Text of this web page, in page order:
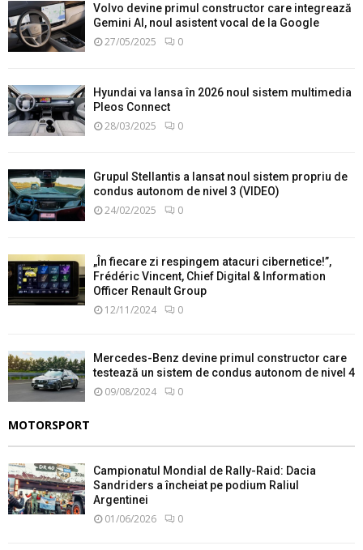
Volvo devine primul constructor care integrează
Gemini AI, noul asistent vocal de la Google
27/05/2025 0
Hyundai va lansa în 2026 noul sistem multimedia
Pleos Connect
28/03/2025 0
Grupul Stellantis a lansat noul sistem propriu de
condus autonom de nivel 3 (VIDEO)
24/02/2025 0
„În fiecare zi respingem atacuri cibernetice!”,
Frédéric Vincent, Chief Digital & Information
Officer Renault Group
12/11/2024 0
Mercedes-Benz devine primul constructor care
testează un sistem de condus autonom de nivel 4
09/08/2024 0
MOTORSPORT
Campionatul Mondial de Rally-Raid: Dacia
Sandriders a încheiat pe podium Raliul
Argentinei
01/06/2026 0